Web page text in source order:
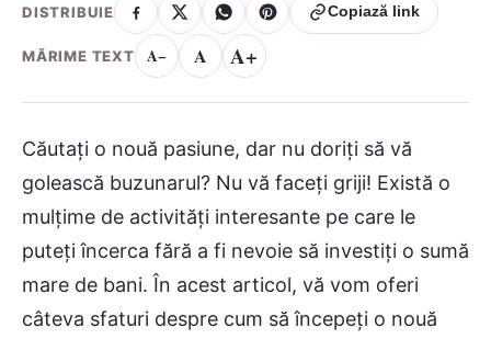
DISTRIBUIE Copiază link
MĂRIME TEXT A− A A+
Căutați o nouă pasiune, dar nu doriți să vă
golească buzunarul? Nu vă faceți griji! Există o
mulțime de activități interesante pe care le
puteți încerca fără a fi nevoie să investiți o sumă
mare de bani. În acest articol, vă vom oferi
câteva sfaturi despre cum să începeți o nouă